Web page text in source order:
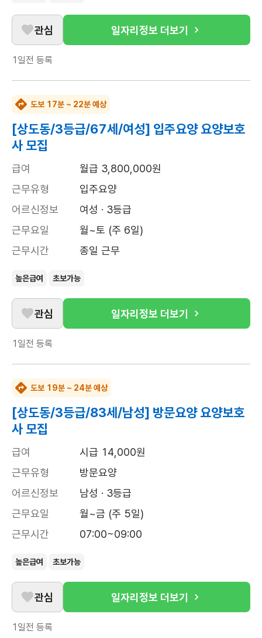
관심 일자리정보 더보기
1일전 등록
도보 17분 ~ 22분 예상
[상도동/3등급/67세/여성] 입주요양 요양보호
사 모집
급여
월급 3,800,000원
근무유형
입주요양
어르신정보
여성 · 3등급
근무요일
월~토 (주 6일)
근무시간
종일 근무
높은급여 초보가능
관심 일자리정보 더보기
1일전 등록
도보 19분 ~ 24분 예상
[상도동/3등급/83세/남성] 방문요양 요양보호
사 모집
급여
시급 14,000원
근무유형
방문요양
어르신정보
남성 · 3등급
근무요일
월~금 (주 5일)
근무시간
07:00~09:00
높은급여 초보가능
관심 일자리정보 더보기
1일전 등록